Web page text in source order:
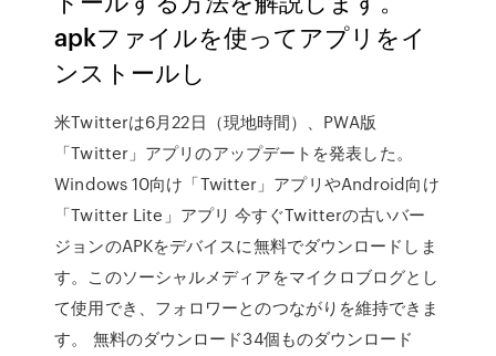
apkファイルを使ってアプリをイ
ンストールし
米Twitterは6月22日（現地時間）、PWA版
「Twitter」アプリのアップデートを発表した。
Windows 10向け「Twitter」アプリやAndroid向け
「Twitter Lite」アプリ 今すぐTwitterの古いバー
ジョンのAPKをデバイスに無料でダウンロードしま
す。このソーシャルメディアをマイクロブログとし
て使用でき、フォロワーとのつながりを維持できま
す。 無料のダウンロード34個ものダウンロード